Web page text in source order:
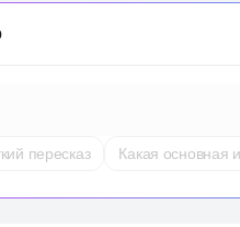
пересказ Какая основная